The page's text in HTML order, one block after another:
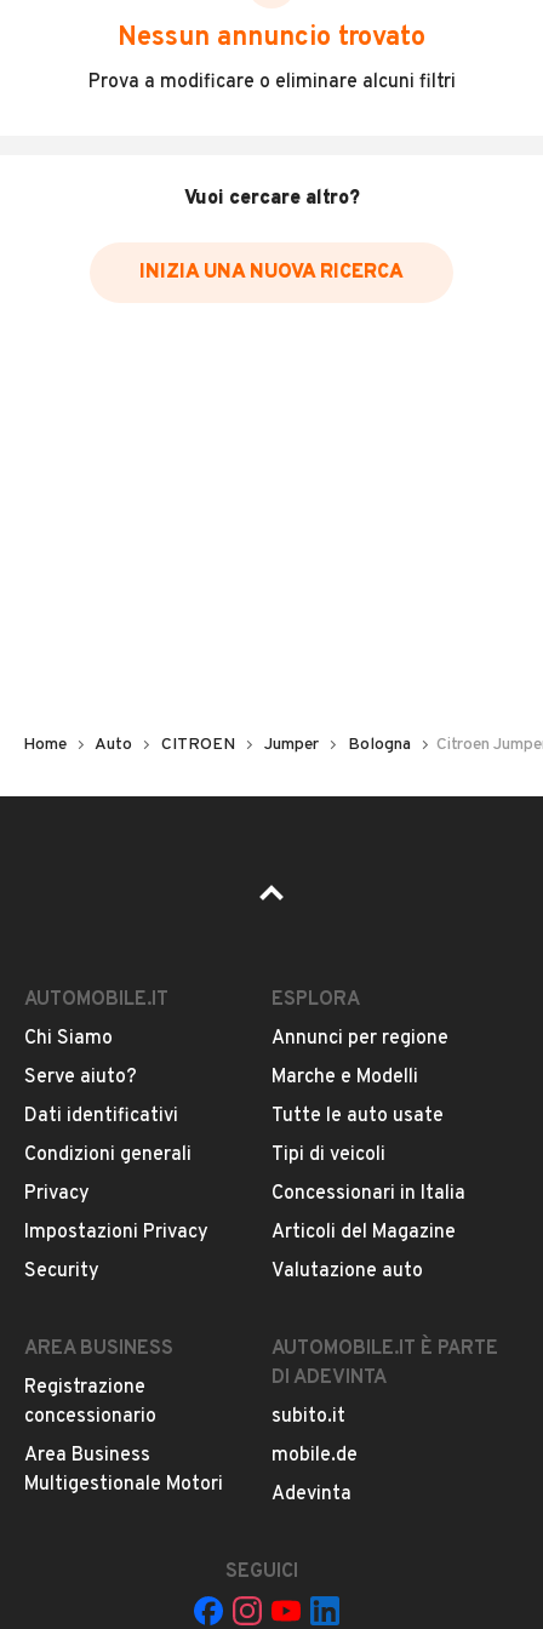
scegliere in modo trasparente e sicuro, come:
Incidenti in cui è stato coinvolto il veicolo
Data e luogo delle revisioni effettuate
Inserisci il numero di targa per verificare la disponibilità
Pubblicità
DESCRIZIONE
VEICOLO COMMERCIALE PARI AL NUOVO FURGONATO
CILINDRATA - 2.0
KW - 96
ANNO - AGOSTO 2017
CHILOMETRI - 130.000
OMOLOGATO 3 POSTI
CINGHIA DISTRIBUZIONE FATTA A 120'000KM
LEGGI TUTTO
INFORMAZIONI VEICOLO
Nessun annuncio trovato
Prova a modificare o eliminare alcuni filtri
Vuoi cercare altro?
INIZIA UNA NUOVA RICERCA
Home Auto CITROEN Jumper Bologna Citroen
AUTOMOBILE.IT
Chi Siamo
Serve aiuto?
Dati identificativi
Condizioni generali
Privacy
Impostazioni Privacy
Security
ESPLORA
Annunci per regione
Marche e Modelli
Tutte le auto usate
Tipi di veicoli
Concessionari in Italia
Articoli del Magazine
Valutazione auto
AREA BUSINESS
Registrazione
concessionario
Area Business
Multigestionale Motori
AUTOMOBILE.IT È PARTE
DI ADEVINTA
subito.it
mobile.de
Adevinta
SEGUICI